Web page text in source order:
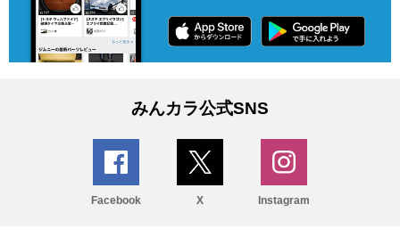
みんカラ公式SNS
Facebook X Instagram